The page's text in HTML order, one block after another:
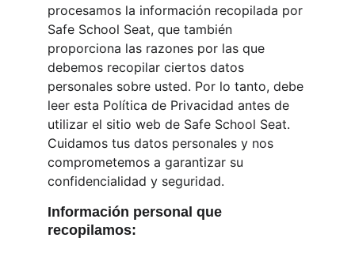
procesamos la información recopilada por
Safe School Seat, que también
proporciona las razones por las que
debemos recopilar ciertos datos
personales sobre usted. Por lo tanto, debe
leer esta Política de Privacidad antes de
utilizar el sitio web de Safe School Seat.
Cuidamos tus datos personales y nos
comprometemos a garantizar su
confidencialidad y seguridad.
Información personal que
recopilamos: